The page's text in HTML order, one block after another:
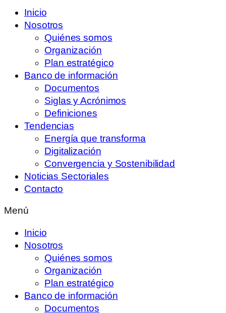
Inicio
Nosotros
Quiénes somos
Organización
Plan estratégico
Banco de información
Documentos
Siglas y Acrónimos
Definiciones
Tendencias
Energía que transforma
Digitalización
Convergencia y Sostenibilidad
Noticias Sectoriales
Contacto
Menú
Inicio
Nosotros
Quiénes somos
Organización
Plan estratégico
Banco de información
Documentos